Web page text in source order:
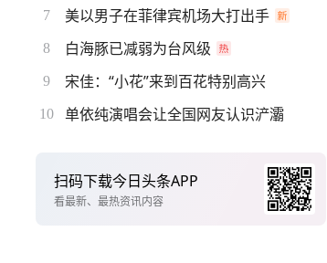
7 美以男子在菲律宾机场大打出手
8 白海豚已减弱为台风级
9 宋佳：“小花”来到百花特别高兴
10 单依纯演唱会让全国网友认识浐灞
扫码下载今日头条APP
看最新、最热资讯内容